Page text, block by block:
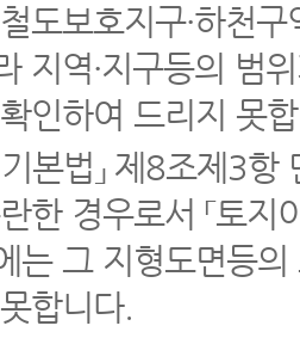
도보호지구·하천
지역·지구등의 범
인하여 드리지 못
기본법」 제8조제3
한 경우로서 「토
는 그 지형도면등
합니다.